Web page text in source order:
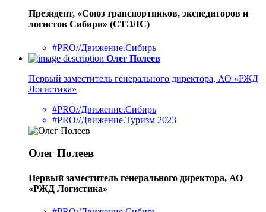
Президент, «Союз транспортников, экспедиторов и
логистов Сибири» (СТЭЛС)
#PRO//Движение.Сибирь
Олег Полеев
Первый заместитель генерального директора, АО «РЖД
Логистика»
#PRO//Движение.Сибирь
#PRO//Движение.Туризм 2023
Олег Полеев
Первый заместитель генерального директора, АО
«РЖД Логистика»